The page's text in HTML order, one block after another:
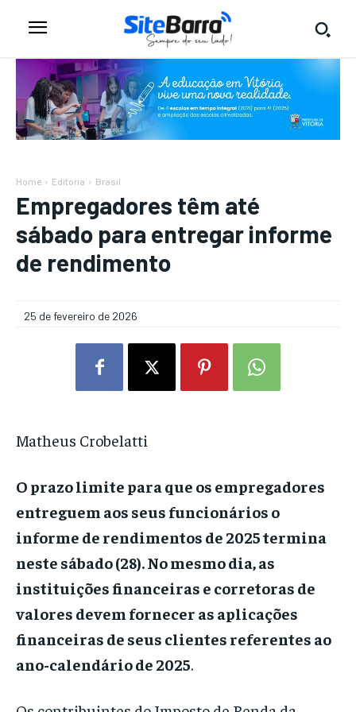
Home Editoria Brasil
Empregadores têm até
sábado para entregar informe
de rendimento
25 de fevereiro de 2026
Matheus Crobelatti
O prazo limite para que os empregadores
entreguem aos seus funcionários o
informe de rendimentos de 2025 termina
neste sábado (28). No mesmo dia, as
instituições financeiras e corretoras de
valores devem fornecer as aplicações
financeiras de seus clientes referentes ao
ano-calendário de 2025.